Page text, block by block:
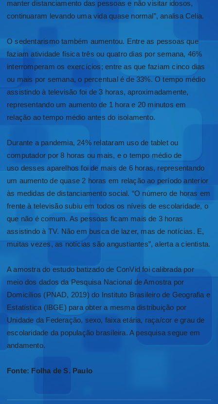
manter distanciamento das pessoas e não visitar idosos,
continuaram levando uma vida quase normal”, analisa Celia.
O sedentarismo também aumentou. Entre as pessoas que
faziam atividade física três ou quatro dias por semana, 46%
interromperam os exercícios; entre as que faziam cinco dias
ou mais por semana, o percentual é de 33%. O tempo médio
assistindo à televisão foi de 3 horas, aproximadamente,
representando um aumento de 1 hora e 20 minutos em
relação ao tempo médio antes do isolamento.
Durante a pandemia, 24% relataram uso de tablet ou
computador por 8 horas ou mais, e o tempo médio de
uso desses aparelhos foi de mais de 6 horas, representando
um aumento de quase 2 horas em relação ao período anterior
às medidas de distanciamento social. “O número de horas em
frente à televisão subiu em todos os níveis de escolaridade, o
que não é comum. As pessoas ficam mais de 3 horas
assistindo à TV. Não em busca de lazer, mas de notícias. E,
muitas vezes, as notícias são angustiantes”, alerta a cientista.
A amostra do estudo batizado de ConVid foi calibrada por
meio dos dados da Pesquisa Nacional de Amostra por
Domicílios (PNAD, 2019) do Instituto Brasileiro de Geografia e
Estatística (IBGE) para obter a mesma distribuição por
Unidade da Federação, sexo, faixa etária, raça/cor e grau de
escolaridade da população brasileira. A pesquisa segue em
andamento.
Fonte: Folha de S. Paulo